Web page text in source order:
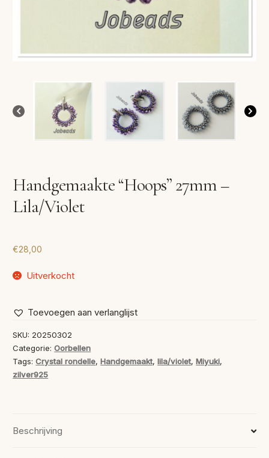
Handgemaakte “Hoops” 27mm –
Lila/Violet
€28,00
Uitverkocht
Toevoegen aan verlanglijst
SKU: 20250302
Categorie:Oorbellen
Tags:Crystal rondelle,Handgemaakt,lila/violet,Miyuki,
zilver925
Beschrijving